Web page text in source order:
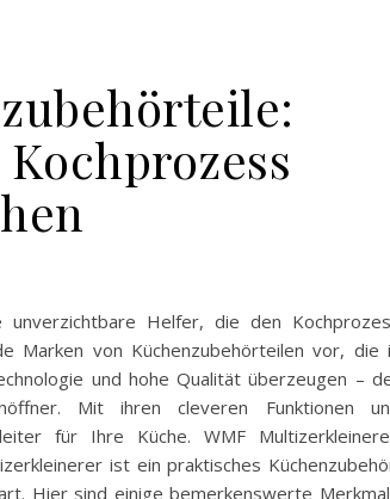
unverzichtbare Helfer, die den
Marken von Küchenzubehörteilen vor, die
und hohe Qualität überzeugen –
Mit ihren cleveren Funktionen
für Ihre Küche. WMF
ist ein praktisches
Hier sind einige bemerkenswerte